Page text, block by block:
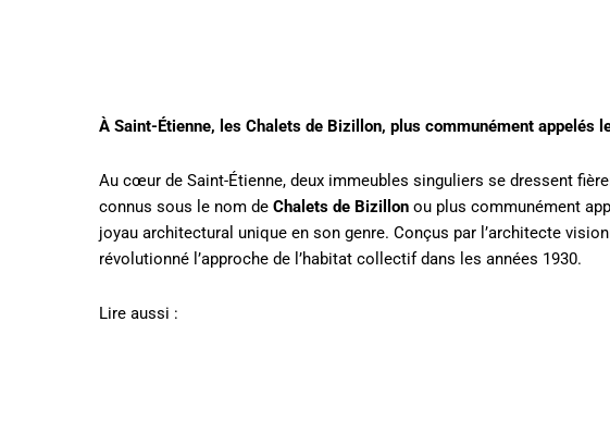
À Saint-Étienne, les Chalets de Bizillon, plus communément appelés
Au cœur de Saint-Étienne, deux immeubles singuliers se dressent
connus sous le nom de Chalets de Bizillon ou plus communément
joyau architectural unique en son genre. Conçus par l’architecte
révolutionné l’approche de l’habitat collectif dans les années 1930.
Lire aussi :